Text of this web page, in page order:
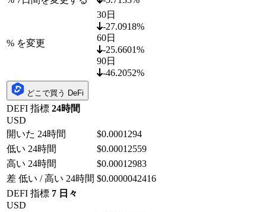
% を変更
30日
-27.0918%
60日
-25.6601%
90日
-46.2052%
どこで買う DeFi
DEFI 指標 24時間
USD
開いた 24時間
$0.0001294
低い 24時間
$0.00012559
高い 24時間
$0.00012983
差 低い / 高い 24時間 $0.0000042416
DEFI 指標 7 日々
USD